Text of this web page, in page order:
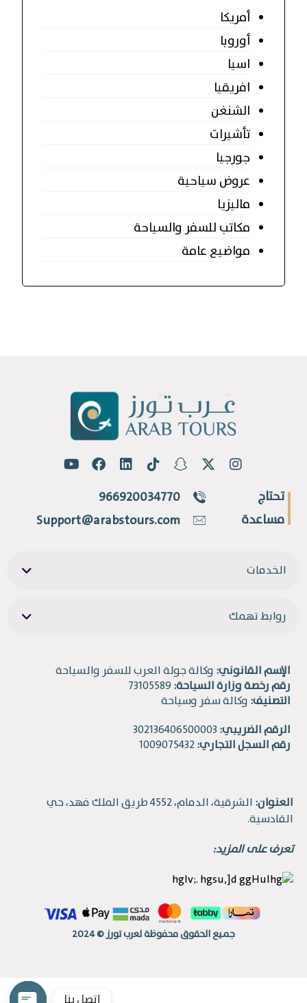
أمريكا
أوروبا
اسيا
افريقيا
الشنغن
تأشيرات
جورجيا
عروض سياحية
ماليزيا
مكاتب للسفر والسياحة
مواضيع عامة
تحتاج
مساعدة
966920034770
Support@arabstours.com
الخدمات
روابط تهمك
الإسم القانوني: وكالة جولة العرب للسفر والسياحة
رقم رخصة وزارة السياحة:
التصنيف: وكالة سفر وسياحة
الرقم الضريبي:
رقم السجل التجاري:
العنوان:
الشرقية، الدمام، 4552 طريق الملك فهد، حي
القادسية.
تعرف على المزيد:
جميع الحقوق محفوظة لعرب تورز © 2024